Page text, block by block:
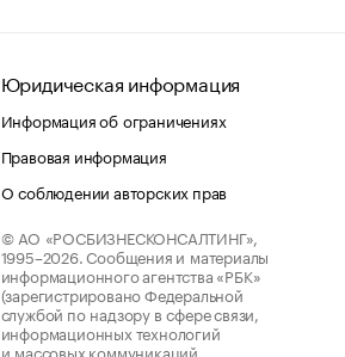
Юридическая информация
Информация об ограничениях
Правовая информация
О соблюдении авторских прав
© АО «РОСБИЗНЕСКОНСАЛТИНГ»,
1995–2026. Сообщения и материалы
информационного агентства «РБК»
(зарегистрировано Федеральной
службой по надзору в сфере связи,
информационных технологий
и массовых коммуникаций